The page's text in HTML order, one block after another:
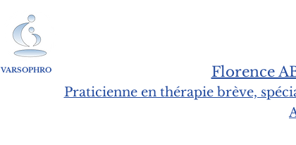
VARSOPHRO Florence
Praticienne en thérapie brève,